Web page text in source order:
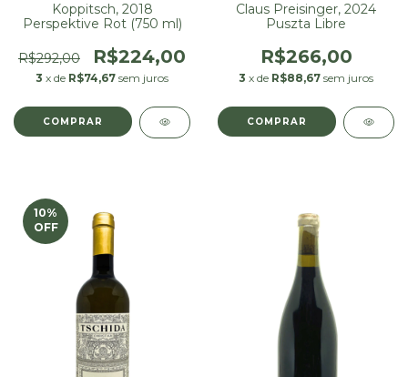
Koppitsch, 2018
Perspektive Rot (750 ml)
R$292,00 R$224,00
3 x de R$74,67 sem juros
Claus Preisinger, 2024
Puszta Libre
R$266,00
3 x de R$88,67 sem juros
10%
OFF